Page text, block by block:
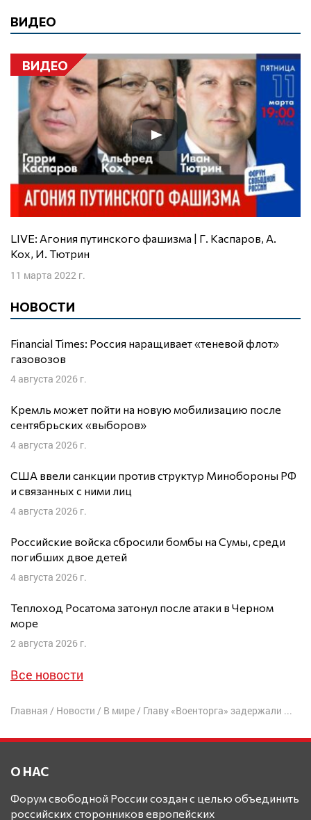
ВИДЕО
ВИДЕО
LIVE: Агония путинского фашизма | Г. Каспаров, А.
Кох, И. Тютрин
11 марта 2022 г.
НОВОСТИ
Financial Times: Россия наращивает «теневой флот»
газовозов
4 августа 2026 г.
Кремль может пойти на новую мобилизацию после
сентябрьских «выборов»
4 августа 2026 г.
США ввели санкции против структур Минобороны РФ
и связанных с ними лиц
4 августа 2026 г.
Российские войска сбросили бомбы на Сумы, среди
погибших двое детей
4 августа 2026 г.
Теплоход Росатома затонул после атаки в Черном
море
2 августа 2026 г.
Все новости
Главная / Новости / В мире/ Главу «Военторга» задержали по делу о хищении 400 млн рублей на поставках в армию несессеров
О НАС
Форум свободной России создан с целью объединить
российских сторонников европейских